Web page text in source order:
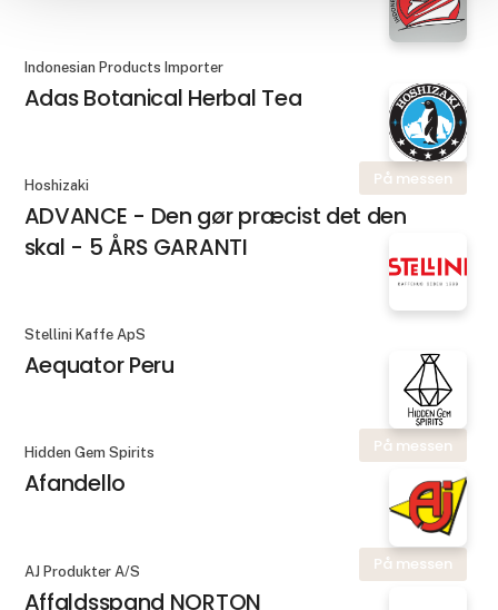
Indonesian Products Importer
Adas Botanical Herbal Tea
På messen
Hoshizaki
ADVANCE - Den gør præcist det den
skal - 5 ÅRS GARANTI
Stellini Kaffe ApS
Aequator Peru
På messen
Hidden Gem Spirits
Afandello
På messen
AJ Produkter A/S
Affaldsspand NORTON